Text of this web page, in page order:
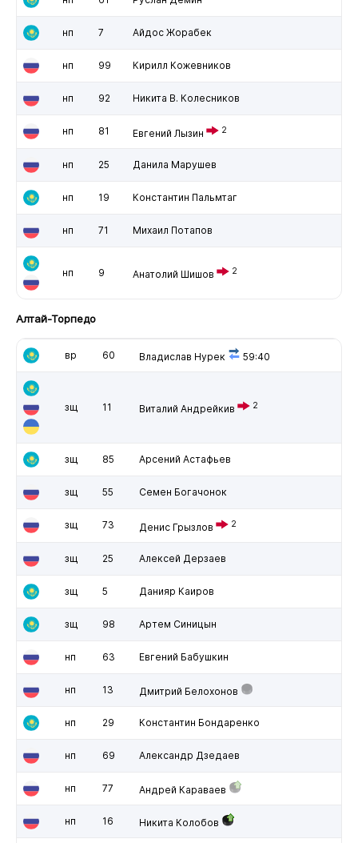
нп 7 Айдос Жорабек
нп 99 Кирилл Кожевников
нп 92 Никита В. Колесников
нп 81 Евгений Лызин 2
нп 25 Данила Марушев
нп 19 Константин Пальмтаг
нп 71 Михаил Потапов
нп 9 Анатолий Шишов 2
Алтай-Торпедо
вр 60 Владислав Нурек 59:40
зщ 11 Виталий Андрейкив 2
зщ 85 Арсений Астафьев
зщ 55 Семен Богачонок
зщ 73 Денис Грызлов 2
зщ 25 Алексей Дерзаев
зщ 5 Данияр Каиров
зщ 98 Артем Синицын
нп 63 Евгений Бабушкин
нп 13 Дмитрий Белохонов
нп 29 Константин Бондаренко
нп 69 Александр Дзедаев
нп 77 Андрей Караваев
нп 16 Никита Колобов